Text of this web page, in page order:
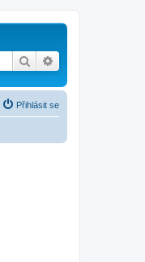
Hledat
Přihlásit se